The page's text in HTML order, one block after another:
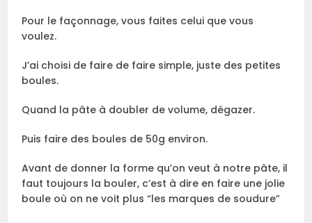
Pour le façonnage, vous faites celui que vous
voulez.
J’ai choisi de faire de faire simple, juste des petites
boules.
Quand la pâte à doubler de volume, dégazer.
Puis faire des boules de 50g environ.
Avant de donner la forme qu’on veut à notre pâte, il
faut toujours la bouler, c’est à dire en faire une jolie
boule où on ne voit plus “les marques de soudure”